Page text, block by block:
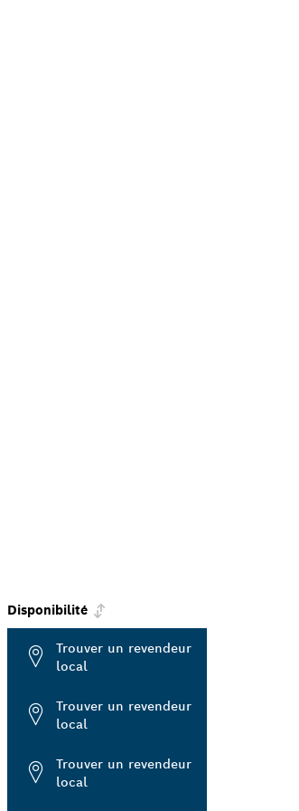
Disponibilité
Trouver un revendeur
local
Trouver un revendeur
local
Trouver un revendeur
local